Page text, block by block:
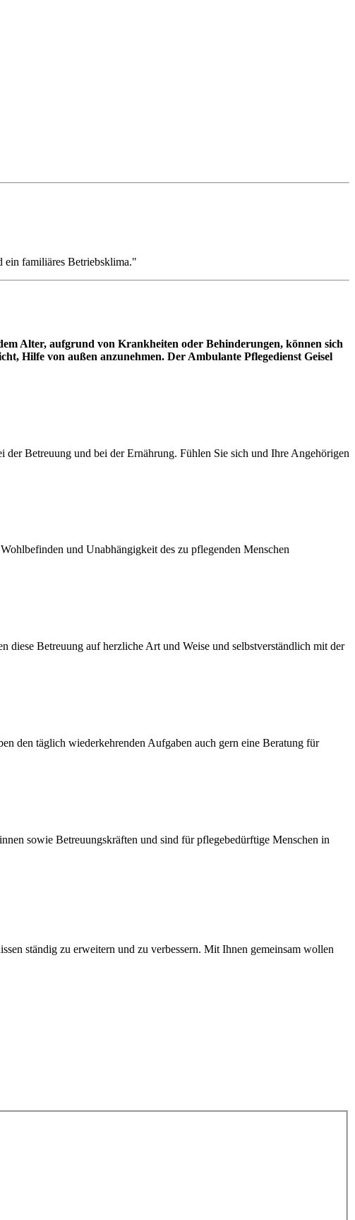
ein familiäres Betriebsklima."
Alter, aufgrund von Krankheiten oder Behinderungen, können sich
Hilfe von außen anzunehmen. Der Ambulante Pflegedienst Geisel
Betreuung und bei der Ernährung. Fühlen Sie sich und Ihre Angehörigen
und Unabhängigkeit des zu pflegenden Menschen
Betreuung auf herzliche Art und Weise und selbstverständlich mit der
den täglich wiederkehrenden Aufgaben auch gern eine Beratung für
sowie Betreuungskräften und sind für pflegebedürftige Menschen in
ständig zu erweitern und zu verbessern. Mit Ihnen gemeinsam wollen